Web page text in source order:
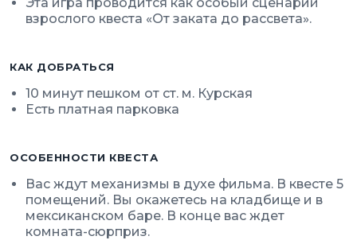
взрослого квеста «От заката до рассвета».
КАК ДОБРАТЬСЯ
10 минут пешком от ст. м. Курская
Есть платная парковка
ОСОБЕННОСТИ КВЕСТА
Вас ждут механизмы в духе фильма. В квесте 5
помещений. Вы окажетесь на кладбище и в
мексиканском баре. В конце вас ждет
комната-сюрприз.